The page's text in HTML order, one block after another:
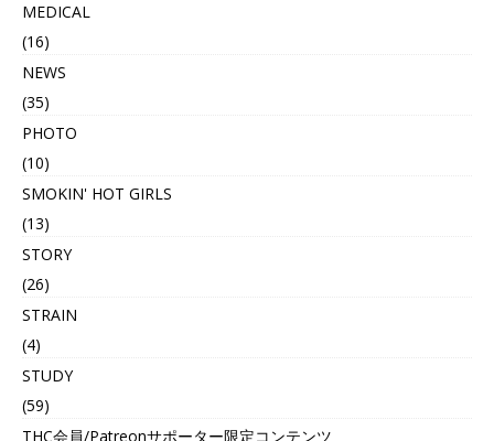
MEDICAL
(16)
NEWS
(35)
PHOTO
(10)
SMOKIN' HOT GIRLS
(13)
STORY
(26)
STRAIN
(4)
STUDY
(59)
THC会員/Patreonサポーター限定コンテンツ